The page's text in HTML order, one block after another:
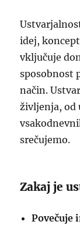
idej,
vključuje
sposobnost
način.
življenja, od
srečujemo.
Zakaj je
Povečuje